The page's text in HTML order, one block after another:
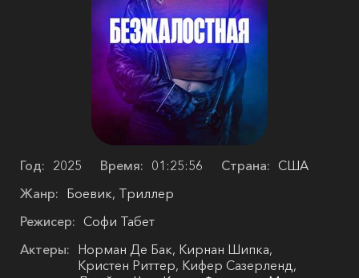
Год: 2025 Время: 01:25:56 Страна: США
Жанр: Боевик, Триллер
Режисер: Софи Табет
Актеры: Норман Де Бак, Кирнан Шипка,
Кристен Риттер, Кифер Сазерленд,